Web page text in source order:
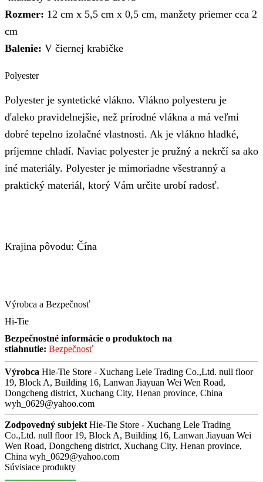
Rozmer: 12 cm x 5,5 cm x 0,5 cm, manžety priemer cca 2
cm
Balenie: V čiernej krabičke
Polyester
Polyester je syntetické vlákno. Vlákno polyesteru je
ďaleko pravidelnejšie, než prírodné vlákna a má veľmi
dobré tepelno izolačné vlastnosti. Ak je vlákno hladké,
príjemne chladí. Naviac polyester je pružný a nekrčí sa ako
iné materiály. Polyester je mimoriadne všestranný a
praktický materiál, ktorý Vám určite urobí radosť.
Krajina pôvodu: Čína
Výrobca a Bezpečnosť
Hi-Tie
Bezpečnostné informácie o produktoch na
stiahnutie: Bezpečnosť
Výrobca Hie-Tie Store - Xuchang Lele Trading Co.,Ltd. null floor
19, Block A, Building 16, Lanwan Jiayuan Wei Wen Road,
Dongcheng district, Xuchang City, Henan province, China
wyh_0629@yahoo.com
Zodpovedný subjektHie-Tie Store - Xuchang Lele Trading
Co.,Ltd. null floor 19, Block A, Building 16, Lanwan Jiayuan Wei
Wen Road, Dongcheng district, Xuchang City, Henan province,
China wyh_0629@yahoo.com
Súvisiace produkty